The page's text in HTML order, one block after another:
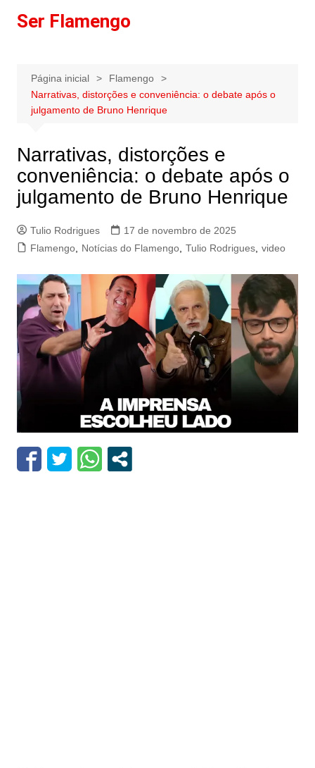
paraSer Flamengo
Página inicial
Flamengo
Narrativas, distorções e conveniência: o debate após o
julgamento de Bruno Henrique
Narrativas, distorções e
conveniência: o debate após o
julgamento de Bruno Henrique
Tulio Rodrigues
17 de novembro de 2025
Flamengo, Notícias do Flamengo, Tulio Rodrigues, video